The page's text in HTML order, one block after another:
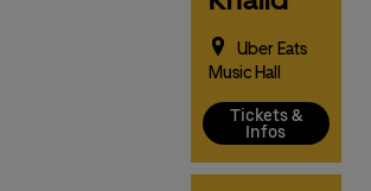
Uber Eats
Music Hall
Tickets &
Infos